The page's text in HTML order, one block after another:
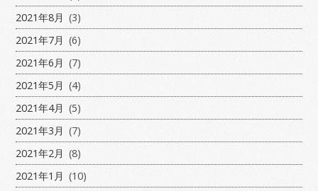
2021年8月 (3)
2021年7月 (6)
2021年6月 (7)
2021年5月 (4)
2021年4月 (5)
2021年3月 (7)
2021年2月 (8)
2021年1月 (10)